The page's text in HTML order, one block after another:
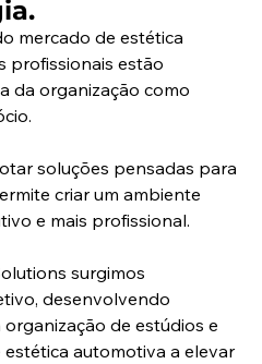
mercado de estética
profissionais estão
da organização como
soluções pensadas para
criar um ambiente
e mais profissional.
surgimos
desenvolvendo
de estúdios e
automotiva a elevar